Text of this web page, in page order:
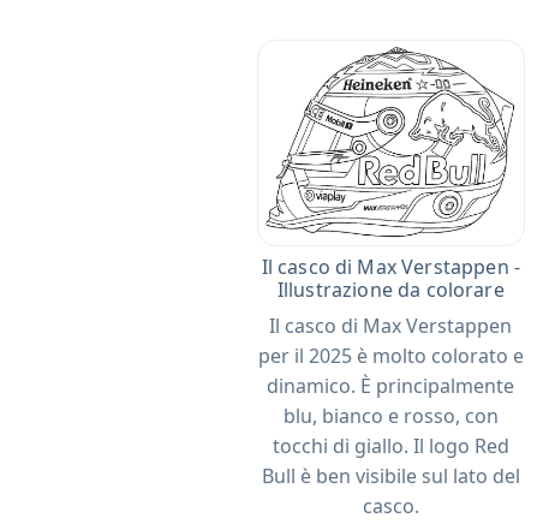
Il casco di Max Verstappen -
Illustrazione da colorare
Il casco di Max Verstappen
per il 2025 è molto colorato e
dinamico. È principalmente
blu, bianco e rosso, con
tocchi di giallo. Il logo Red
Bull è ben visibile sul lato del
casco.